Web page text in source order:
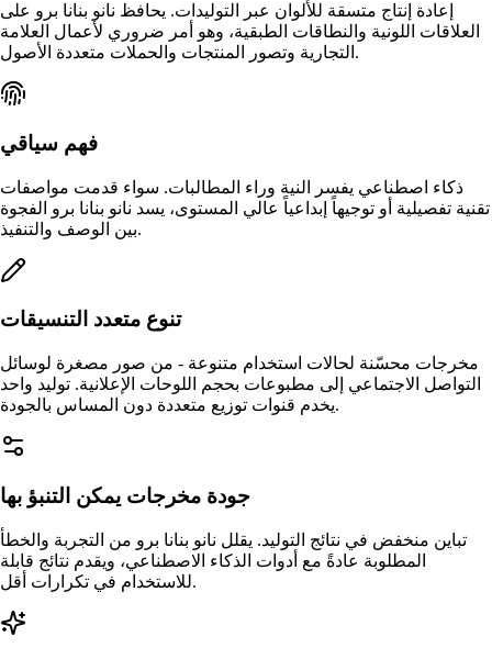
إعادة إنتاج متسقة للألوان عبر التوليدات. يحافظ نانو بنانا برو على
العلاقات اللونية والنطاقات الطبقية، وهو أمر ضروري لأعمال العلامة
التجارية وتصور المنتجات والحملات متعددة الأصول.
فهم سياقي
ذكاء اصطناعي يفسر النية وراء المطالبات. سواء قدمت مواصفات
تقنية تفصيلية أو توجيهاً إبداعياً عالي المستوى، يسد نانو بنانا برو الفجوة
بين الوصف والتنفيذ.
تنوع متعدد التنسيقات
مخرجات محسّنة لحالات استخدام متنوعة - من صور مصغرة لوسائل
التواصل الاجتماعي إلى مطبوعات بحجم اللوحات الإعلانية. توليد واحد
يخدم قنوات توزيع متعددة دون المساس بالجودة.
جودة مخرجات يمكن التنبؤ بها
تباين منخفض في نتائج التوليد. يقلل نانو بنانا برو من التجربة والخطأ
المطلوبة عادةً مع أدوات الذكاء الاصطناعي، ويقدم نتائج قابلة
للاستخدام في تكرارات أقل.